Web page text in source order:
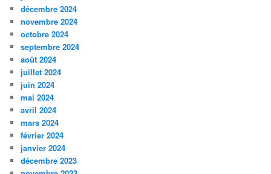
décembre 2024
novembre 2024
octobre 2024
septembre 2024
août 2024
juillet 2024
juin 2024
mai 2024
avril 2024
mars 2024
février 2024
janvier 2024
décembre 2023